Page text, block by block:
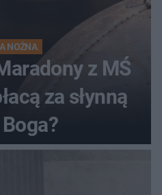
NOŻNA
z MŚ
za słynną